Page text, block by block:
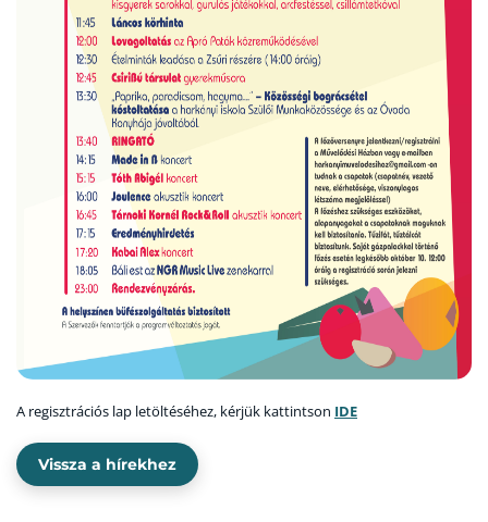
A regisztrációs lap letöltéséhez, kérjük kattintson IDE
Vissza a hírekhez